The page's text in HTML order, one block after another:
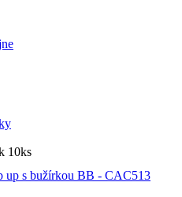
10ks
up s bužírkou BB - CAC513